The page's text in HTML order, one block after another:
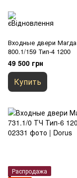
Входные двери Магда
800.1/159 Тип-4 1200
49 500 грн
Купить
Распродажа